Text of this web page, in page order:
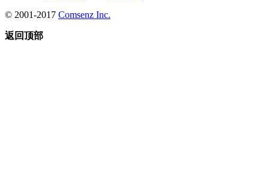
© 2001-2017 Comsenz Inc.
返回顶部